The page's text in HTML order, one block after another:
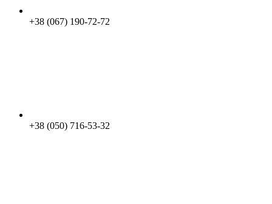
+38 (067) 190-72-72
+38 (050) 716-53-32